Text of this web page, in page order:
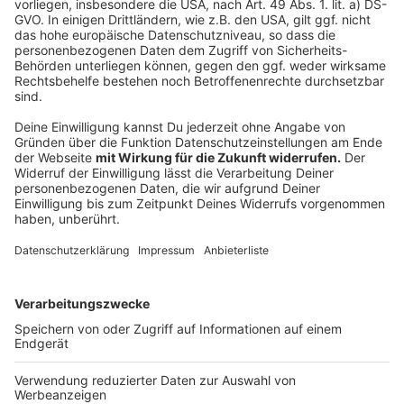
über 500 Kilometern Länge verschiedenste Deiche.
Bei ungefähr der Hälfte besteht laut
Umweltministerium Handlungsbedarf - da muss also
nachgebessert werden. Vor allem entlang des Rheins
gibt es im Moment über 40 Sanierungsprojekte, die
häufig bei bestimmten Vorhaben: Es fehlen
Fachkräfte, um diese Bauprojekte zu realisieren.
Autoren: Joachim Schultheis & José Narciandi
Anzeige
Anzeige